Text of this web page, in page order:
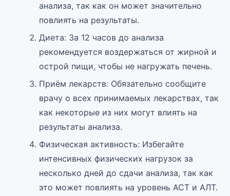
анализа, так как он может значительно
повлиять на результаты.
Диета: За 12 часов до анализа
рекомендуется воздержаться от жирной и
острой пищи, чтобы не нагружать печень.
Приём лекарств: Обязательно сообщите
врачу о всех принимаемых лекарствах, так
как некоторые из них могут влиять на
результаты анализа.
Физическая активность: Избегайте
интенсивных физических нагрузок за
несколько дней до сдачи анализа, так как
это может повлиять на уровень АСТ и АЛТ.